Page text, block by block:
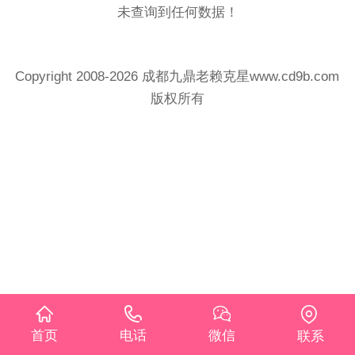
未查询到任何数据！
Copyright 2008-2026 成都九鼎老赖克星www.cd9b.com
版权所有
首页 电话 微信 联系